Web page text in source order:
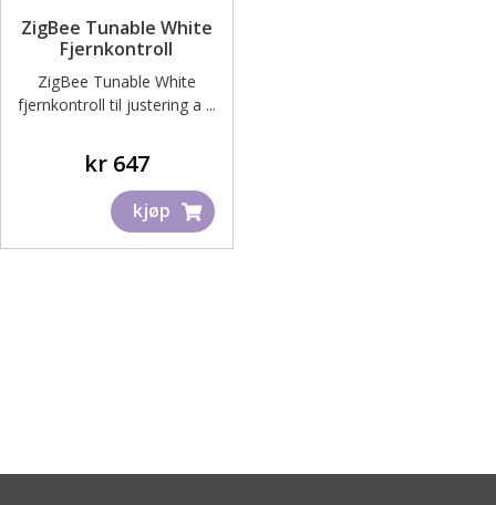
ZigBee Tunable White
Fjernkontroll
ZigBee Tunable White
fjernkontroll til justering a ...
kr647
kjøp